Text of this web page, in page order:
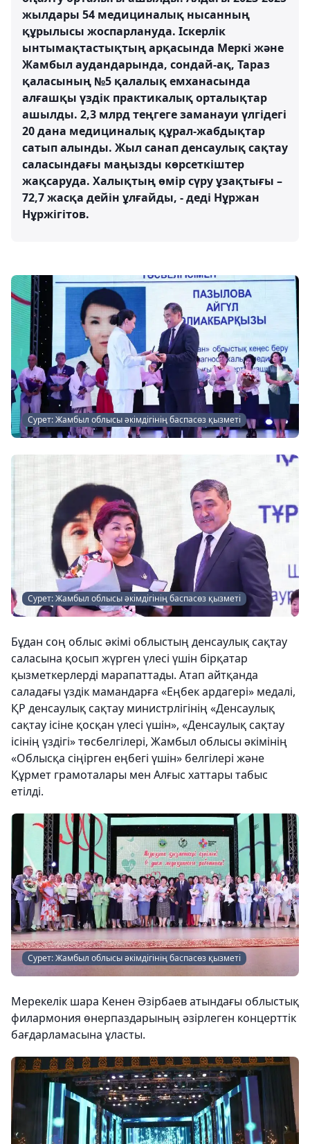
жылдары 54 медициналық нысанның
құрылысы жоспарлануда. Іскерлік
ынтымақтастықтың арқасында Меркі және
Жамбыл аудандарында, сондай-ақ, Тараз
қаласының №5 қалалық емханасында
алғашқы үздік практикалық орталықтар
ашылды. 2,3 млрд теңгеге заманауи үлгідегі
20 дана медициналық құрал-жабдықтар
сатып алынды. Жыл санап денсаулық сақтау
саласындағы маңызды көрсеткіштер
жақсаруда. Халықтың өмір сүру ұзақтығы –
72,7 жасқа дейін ұлғайды, - деді Нұржан
Нұржігітов.
Сурет: Жамбыл облысы әкімдігінің баспасөз қызметі
Сурет: Жамбыл облысы әкімдігінің баспасөз қызметі
Бұдан соң облыс әкімі облыстың денсаулық сақтау
саласына қосып жүрген үлесі үшін бірқатар
қызметкерлерді марапаттады. Атап айтқанда
саладағы үздік мамандарға «Еңбек ардагері» медалі,
ҚР денсаулық сақтау министрлігінің «Денсаулық
сақтау ісіне қосқан үлесі үшін», «Денсаулық сақтау
ісінің үздігі» төсбелгілері, Жамбыл облысы әкімінің
«Облысқа сіңірген еңбегі үшін» белгілері және
Құрмет грамоталары мен Алғыс хаттары табыс
етілді.
Сурет: Жамбыл облысы әкімдігінің баспасөз қызметі
Мерекелік шара Кенен Әзірбаев атындағы облыстық
филармония өнерпаздарының әзірлеген концерттік
бағдарламасына ұласты.